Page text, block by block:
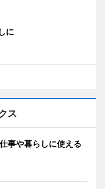
に
ス
事や暮らしに使える